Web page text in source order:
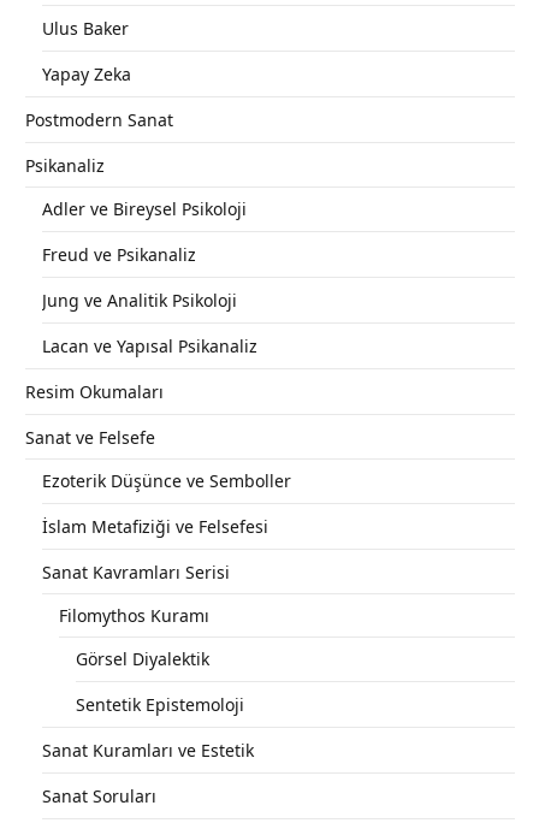
Ulus Baker
Yapay Zeka
Postmodern Sanat
Psikanaliz
Adler ve Bireysel Psikoloji
Freud ve Psikanaliz
Jung ve Analitik Psikoloji
Lacan ve Yapısal Psikanaliz
Resim Okumaları
Sanat ve Felsefe
Ezoterik Düşünce ve Semboller
İslam Metafiziği ve Felsefesi
Sanat Kavramları Serisi
Filomythos Kuramı
Görsel Diyalektik
Sentetik Epistemoloji
Sanat Kuramları ve Estetik
Sanat Soruları